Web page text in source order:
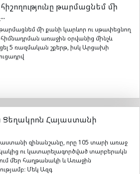
թարմացնեմ մի
թարմացնեմ մի քանի կարևոր ու սթափեցնող
առաջին օրվանից մինչև
5 ռազմական շքերթ, իսկ Արցախի
Ցեղակրոն Հայաստանի
զինանշանը, որը 105 տարի առաջ
ու կատարելագործված տարբերակն
մեր հաղթանակի և Առաջին
Մեկ Ազգ